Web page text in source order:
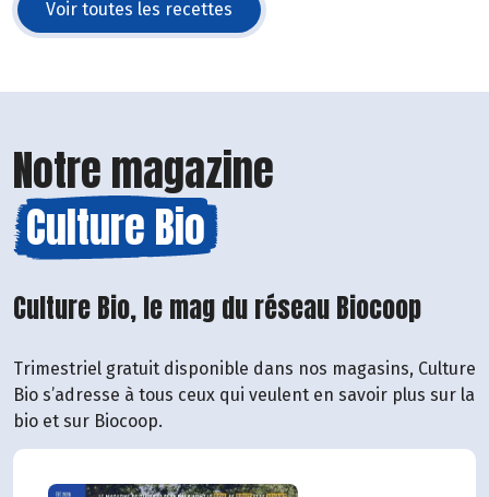
Voir toutes les recettes
Notre magazine
Culture Bio
Culture Bio, le mag du réseau Biocoop
Trimestriel gratuit disponible dans nos magasins, Culture
Bio s’adresse à tous ceux qui veulent en savoir plus sur la
bio et sur Biocoop.